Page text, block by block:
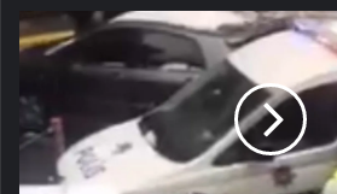
yine
kar
geldi!
Dur
ihtarına
uymayıp
kaçmaya
çalışmıştı:
Uyuşturucuyla
yakalanan